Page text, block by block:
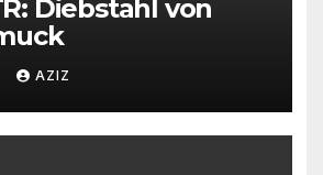
Diebstahl von
AZIZ